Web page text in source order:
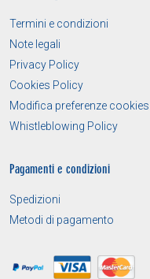
Termini e condizioni
Note legali
Privacy Policy
Cookies Policy
Modifica preferenze cookies
Whistleblowing Policy
Pagamenti e condizioni
Spedizioni
Metodi di pagamento